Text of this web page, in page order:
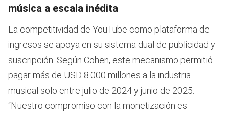
música a escala inédita
La competitividad de YouTube como plataforma de
ingresos se apoya en su sistema dual de publicidad y
suscripción. Según Cohen, este mecanismo permitió
pagar más de USD 8.000 millones a la industria
musical solo entre julio de 2024 y junio de 2025.
“Nuestro compromiso con la monetización es